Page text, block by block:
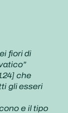
fiori di
che
gli esseri
e il tipo